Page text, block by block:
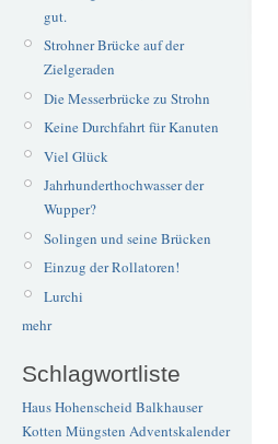
gut.
Strohner Brücke auf der
Zielgeraden
Die Messerbrücke zu Strohn
Keine Durchfahrt für Kanuten
Viel Glück
Jahrhunderthochwasser der
Wupper?
Solingen und seine Brücken
Einzug der Rollatoren!
Lurchi
mehr
Schlagwortliste
Haus Hohenscheid Balkhauser
Kotten Müngsten Adventskalender